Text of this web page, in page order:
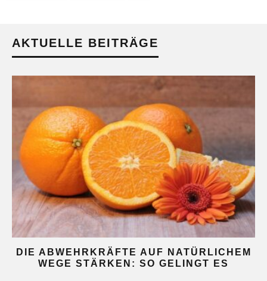
AKTUELLE BEITRÄGE
DIE ABWEHRKRÄFTE AUF NATÜRLICHEM
WEGE STÄRKEN: SO GELINGT ES